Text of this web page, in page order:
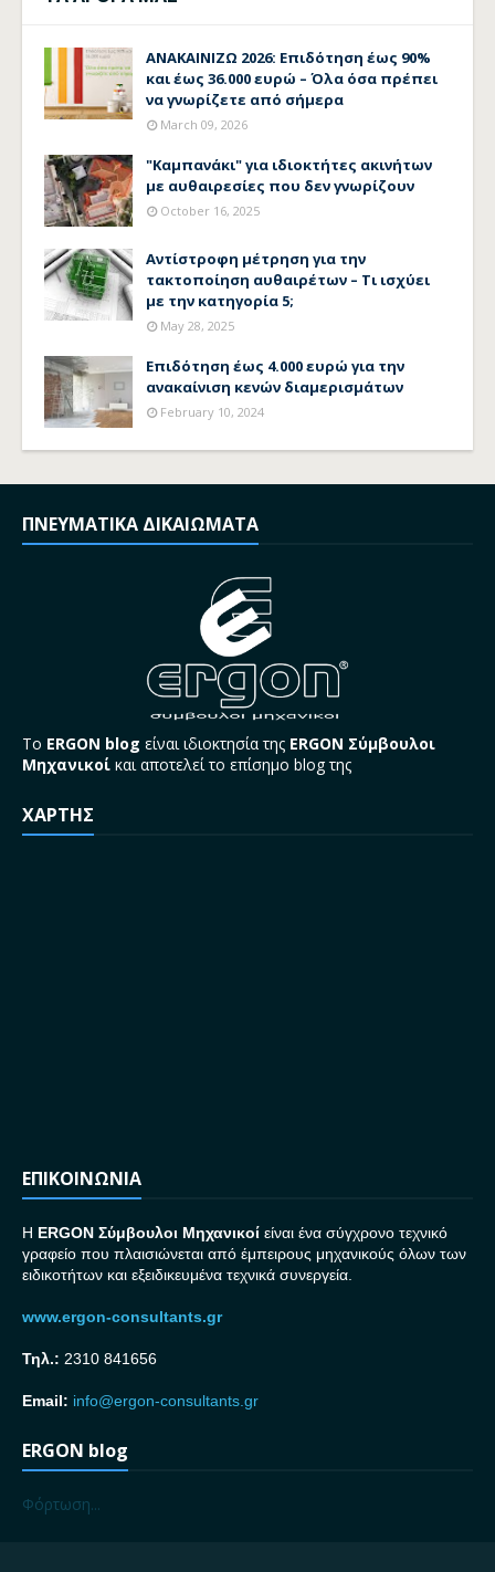
ΑΝΑΚΑΙΝΙΖΩ 2026: Επιδότηση έως 90%
και έως 36.000 ευρώ – Όλα όσα πρέπει
να γνωρίζετε από σήμερα
March 09, 2026
"Καμπανάκι" για ιδιοκτήτες ακινήτων
με αυθαιρεσίες που δεν γνωρίζουν
October 16, 2025
Αντίστροφη μέτρηση για την
τακτοποίηση αυθαιρέτων – Τι ισχύει
με την κατηγορία 5;
May 28, 2025
Επιδότηση έως 4.000 ευρώ για την
ανακαίνιση κενών διαμερισμάτων
February 10, 2024
ΠΝΕΥΜΑΤΙΚΑ ΔΙΚΑΙΩΜΑΤΑ
Το ERGON blog είναι ιδιοκτησία της ERGON Σύμβουλοι
Μηχανικοί και αποτελεί το επίσημο blog της
ΧΑΡΤΗΣ
ΕΠΙΚΟΙΝΩΝΙΑ
H ERGON Σύμβουλοι Μηχανικοί είναι ένα σύγχρονο τεχνικό
γραφείο που πλαισιώνεται από έμπειρους μηχανικούς όλων των
ειδικοτήτων και εξειδικευμένα τεχνικά συνεργεία.
www.ergon-consultants.gr
Τηλ.: 2310 841656
Email: info@ergon-consultants.gr
ERGON blog
Φόρτωση...